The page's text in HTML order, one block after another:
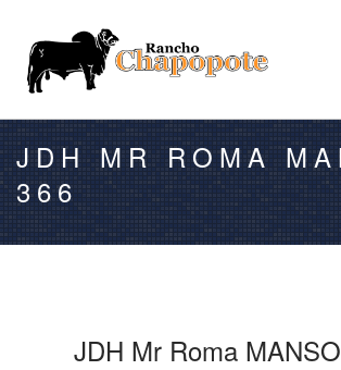
VENTA
GANADO
JDH MR ROMA
366
JDH Mr Roma